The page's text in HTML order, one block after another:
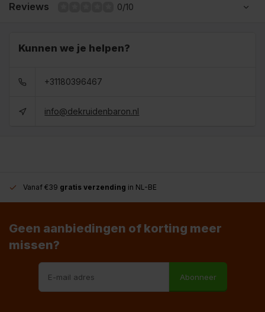
Reviews 0/10
Kunnen we je helpen?
+31180396467
info@dekruidenbaron.nl
Vanaf €39 gratis verzending in NL-BE
Geen aanbiedingen of korting meer
missen?
Abonneer